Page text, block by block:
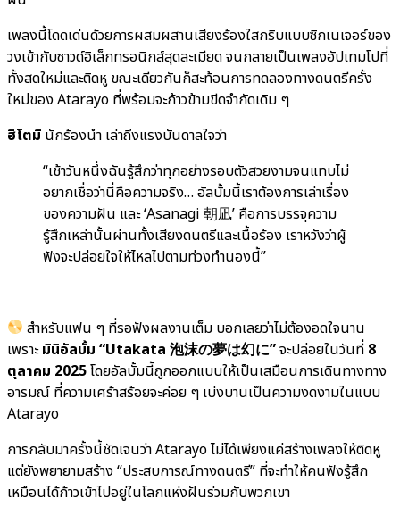
เพลงนี้โดดเด่นด้วยการผสมผสานเสียงร้องใสกริบแบบซิกเนเจอร์ของ
วงเข้ากับซาวด์อิเล็กทรอนิกส์สุดละเมียด จนกลายเป็นเพลงอัปเทมโปที่
ทั้งสดใหม่และติดหู ขณะเดียวกันก็สะท้อนการทดลองทางดนตรีครั้ง
ใหม่ของ Atarayo ที่พร้อมจะก้าวข้ามขีดจำกัดเดิม ๆ
ฮิโตมิ นักร้องนำ เล่าถึงแรงบันดาลใจว่า
“เช้าวันหนึ่งฉันรู้สึกว่าทุกอย่างรอบตัวสวยงามจนแทบไม่
อยากเชื่อว่านี่คือความจริง… อัลบั้มนี้เราต้องการเล่าเรื่อง
ของความฝัน และ ‘Asanagi 朝凪’ คือการบรรจุความ
รู้สึกเหล่านั้นผ่านทั้งเสียงดนตรีและเนื้อร้อง เราหวังว่าผู้
ฟังจะปล่อยใจให้ไหลไปตามท่วงทำนองนี้”
สำหรับแฟน ๆ ที่รอฟังผลงานเต็ม บอกเลยว่าไม่ต้องอดใจนาน
เพราะมินิอัลบั้ม “Utakata 泡沫の夢は幻に”จะปล่อยในวันที่ 8
ตุลาคม 2025โดยอัลบั้มนี้ถูกออกแบบให้เป็นเสมือนการเดินทางทาง
อารมณ์ ที่ความเศร้าสร้อยจะค่อย ๆ เบ่งบานเป็นความงดงามในแบบ
Atarayo
การกลับมาครั้งนี้ชัดเจนว่า Atarayo ไม่ได้เพียงแค่สร้างเพลงให้ติดหู
แต่ยังพยายามสร้าง “ประสบการณ์ทางดนตรี” ที่จะทำให้คนฟังรู้สึก
เหมือนได้ก้าวเข้าไปอยู่ในโลกแห่งฝันร่วมกับพวกเขา